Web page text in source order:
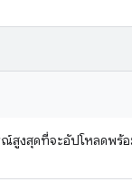
ณ์สูงสุดที่จะอัปโหลดพร้